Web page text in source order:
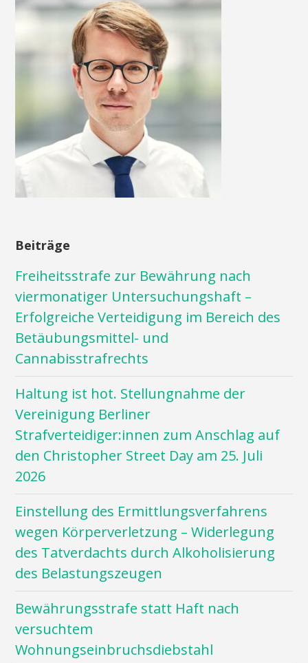
Beiträge
Freiheitsstrafe zur Bewährung nach
viermonatiger Untersuchungshaft –
Erfolgreiche Verteidigung im Bereich des
Betäubungsmittel- und
Cannabisstrafrechts
Haltung ist hot. Stellungnahme der
Vereinigung Berliner
Strafverteidiger:innen zum Anschlag auf
den Christopher Street Day am 25. Juli
2026
Einstellung des Ermittlungsverfahrens
wegen Körperverletzung – Widerlegung
des Tatverdachts durch Alkoholisierung
des Belastungszeugen
Bewährungsstrafe statt Haft nach
versuchtem
Wohnungseinbruchsdiebstahl